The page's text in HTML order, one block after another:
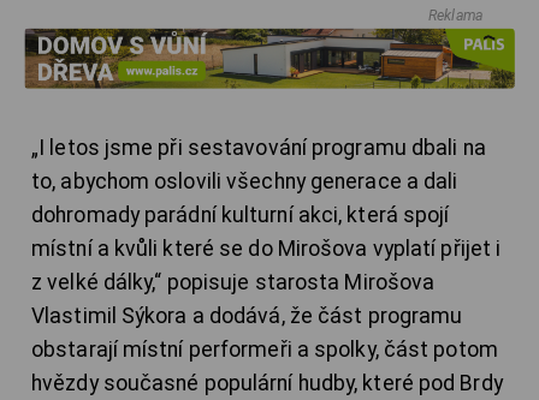
Reklama
„I letos jsme při sestavování programu dbali na
to, abychom oslovili všechny generace a dali
dohromady parádní kulturní akci, která spojí
místní a kvůli které se do Mirošova vyplatí přijet i
z velké dálky,“ popisuje starosta Mirošova
Vlastimil Sýkora a dodává, že část programu
obstarají místní performeři a spolky, část potom
hvězdy současné populární hudby, které pod Brdy